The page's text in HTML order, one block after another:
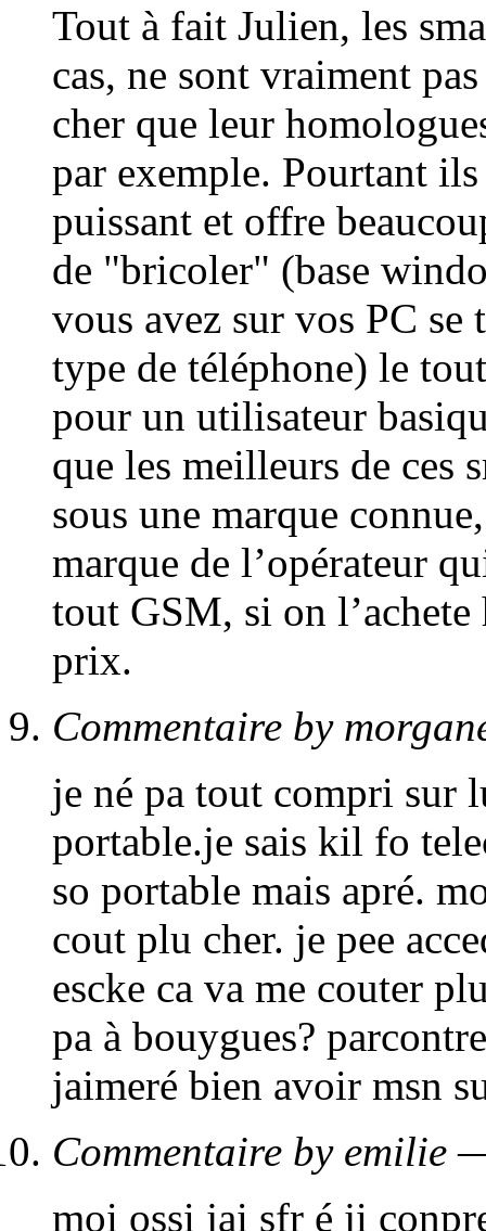
Tout à fait Julien, les
cas, ne sont vraiment
cher que leur
par exemple. Pourtant
puissant et offre
de "bricoler" (base
vous avez sur vos PC se
type de téléphone) le
pour un utilisateur
que les meilleurs de ces
sous une marque
marque de l’opérateur
tout GSM, si on l’achete
prix.
Commentaire by
je né pa tout compri sur
portable.je sais kil fo
so portable mais apré.
cout plu cher. je pee
escke ca va me couter
pa à bouygues?
jaimeré bien avoir msn
Commentaire by emilie
moi ossi jai sfr é ji